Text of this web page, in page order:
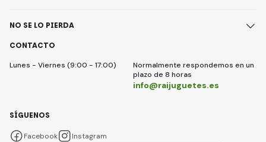
CONTACTO
Lunes - Viernes (9:00 - 17:00)
Normalmente respondemos en un
plazo de 8 horas
info@raijuguetes.es
NO SE LO PIERDA
SÍGUENOS
Facebook Instagram